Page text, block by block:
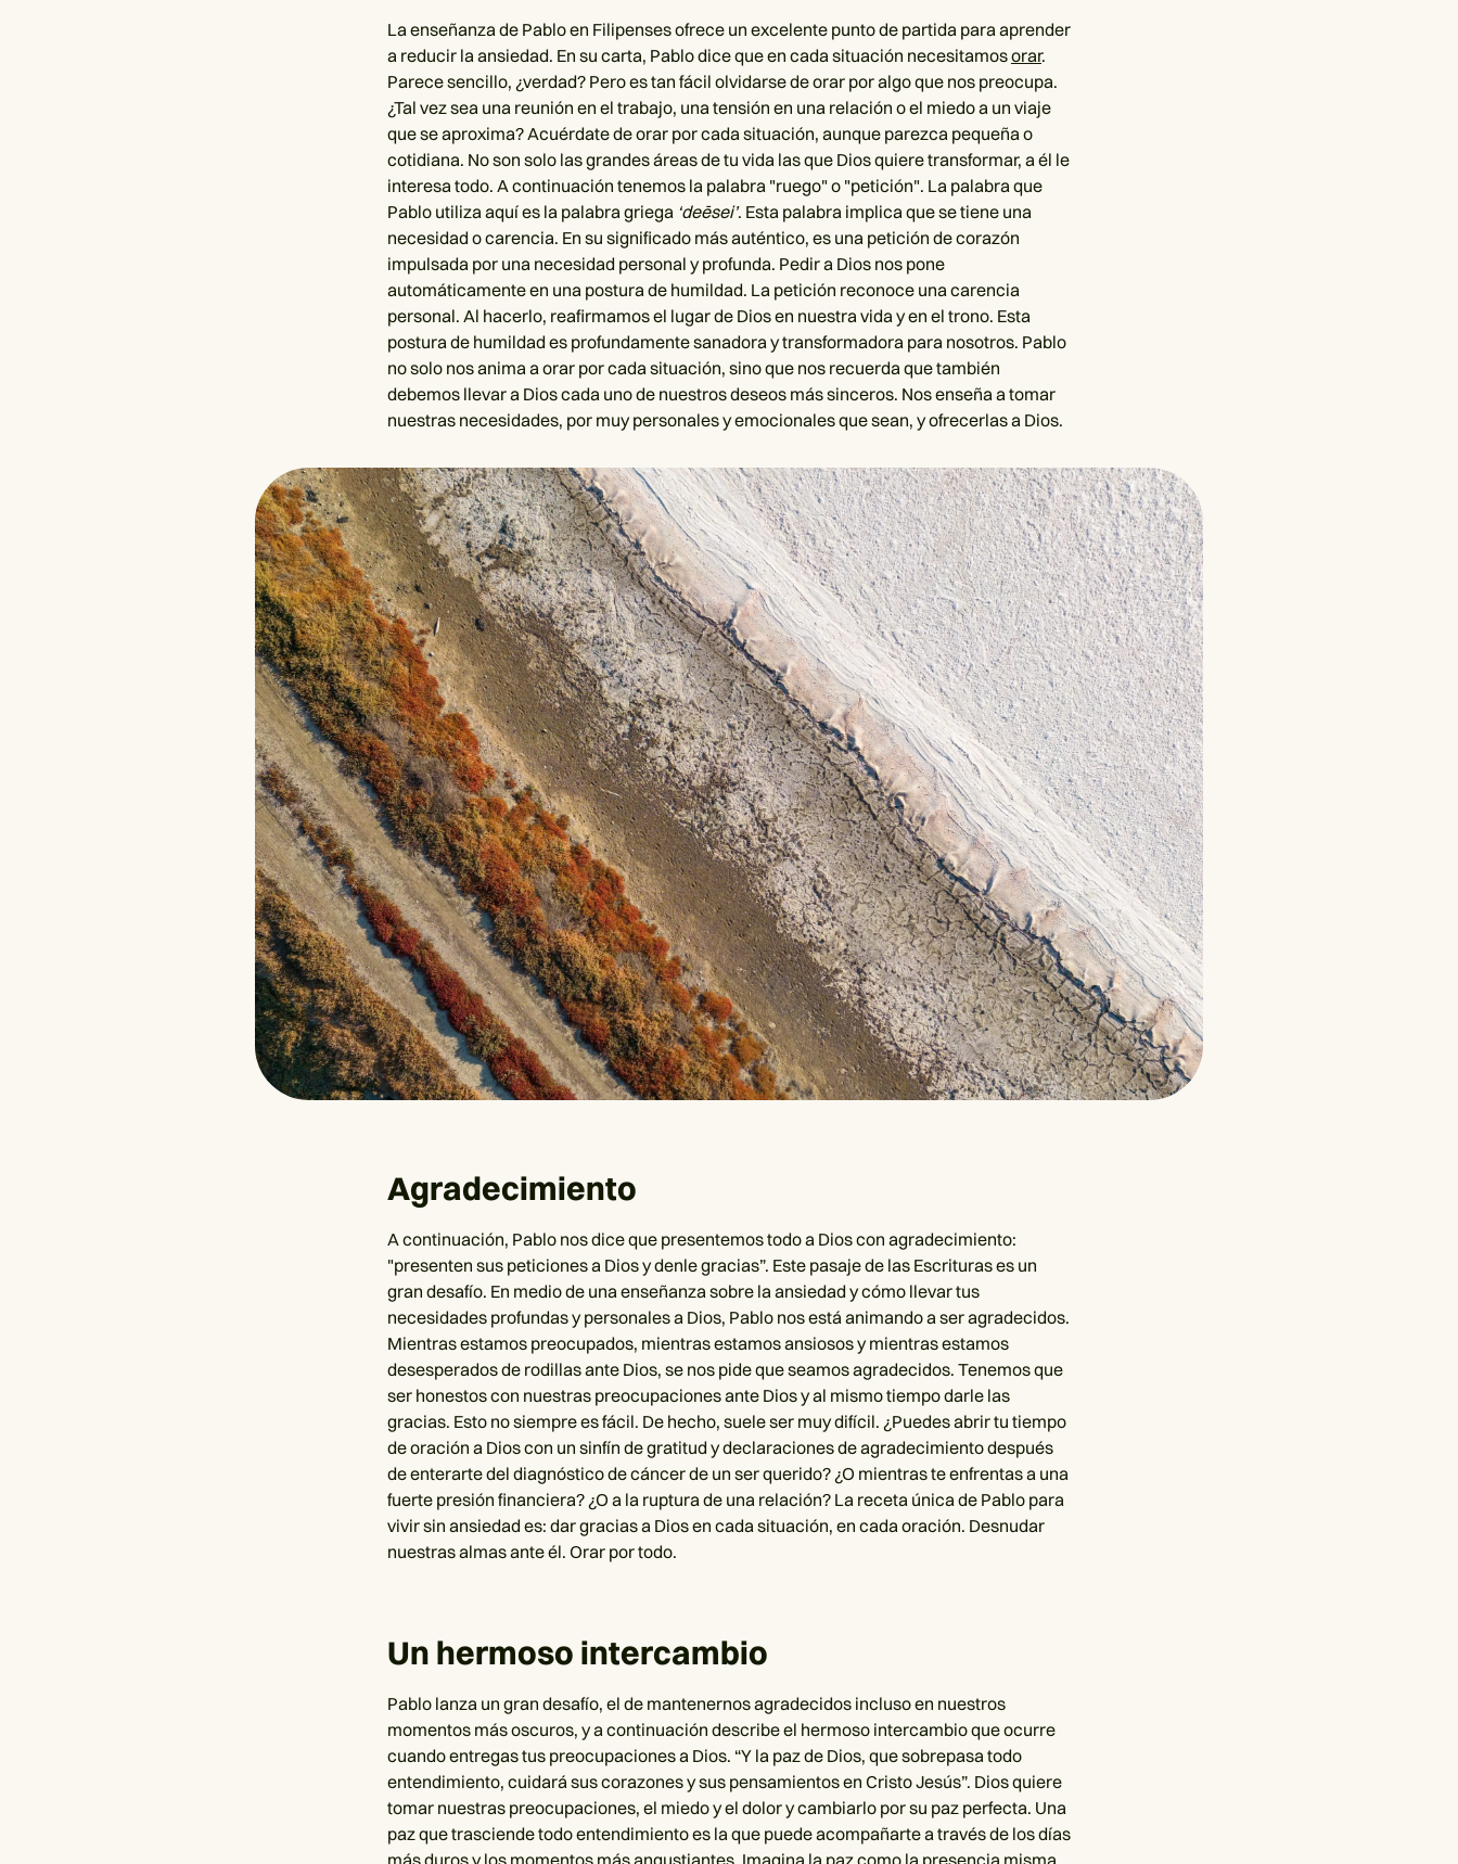
La enseñanza de Pablo en Filipenses ofrece un excelente punto de partida para aprender
a reducir la ansiedad. En su carta, Pablo dice que en cada situación necesitamosorar.
Parece sencillo, ¿verdad? Pero es tan fácil olvidarse de orar por algo que nos preocupa.
¿Tal vez sea una reunión en el trabajo, una tensión en una relación o el miedo a un viaje
que se aproxima? Acuérdate de orar por cada situación, aunque parezca pequeña o
cotidiana. No son solo las grandes áreas de tu vida las que Dios quiere transformar, a él le
interesa todo. A continuación tenemos la palabra "ruego" o "petición". La palabra que
Pablo utiliza aquí es la palabra griega ‘deēsei’. Esta palabra implica que se tiene una
necesidad o carencia. En su significado más auténtico, es una petición de corazón
impulsada por una necesidad personal y profunda. Pedir a Dios nos pone
automáticamente en una postura de humildad. La petición reconoce una carencia
personal. Al hacerlo, reafirmamos el lugar de Dios en nuestra vida y en el trono. Esta
postura de humildad es profundamente sanadora y transformadora para nosotros. Pablo
no solo nos anima a orar por cada situación, sino que nos recuerda que también
debemos llevar a Dios cada uno de nuestros deseos más sinceros. Nos enseña a tomar
nuestras necesidades, por muy personales y emocionales que sean, y ofrecerlas a Dios.
Agradecimiento
A continuación, Pablo nos dice que presentemos todo a Dios con agradecimiento:
"presenten sus peticiones a Dios y denle gracias”. Este pasaje de las Escrituras es un
gran desafío. En medio de una enseñanza sobre la ansiedad y cómo llevar tus
necesidades profundas y personales a Dios, Pablo nos está animando a ser agradecidos.
Mientras estamos preocupados, mientras estamos ansiosos y mientras estamos
desesperados de rodillas ante Dios, se nos pide que seamos agradecidos. Tenemos que
ser honestos con nuestras preocupaciones ante Dios y al mismo tiempo darle las
gracias. Esto no siempre es fácil. De hecho, suele ser muy difícil. ¿Puedes abrir tu tiempo
de oración a Dios con un sinfín de gratitud y declaraciones de agradecimiento después
de enterarte del diagnóstico de cáncer de un ser querido? ¿O mientras te enfrentas a una
fuerte presión financiera? ¿O a la ruptura de una relación? La receta única de Pablo para
vivir sin ansiedad es: dar gracias a Dios en cada situación, en cada oración. Desnudar
nuestras almas ante él. Orar por todo.
Un hermoso intercambio
Pablo lanza un gran desafío, el de mantenernos agradecidos incluso en nuestros
momentos más oscuros, y a continuación describe el hermoso intercambio que ocurre
cuando entregas tus preocupaciones a Dios. “Y la paz de Dios, que sobrepasa todo
entendimiento, cuidará sus corazones y sus pensamientos en Cristo Jesús”. Dios quiere
tomar nuestras preocupaciones, el miedo y el dolor y cambiarlo por su paz perfecta. Una
paz que trasciende todo entendimiento es la que puede acompañarte a través de los días